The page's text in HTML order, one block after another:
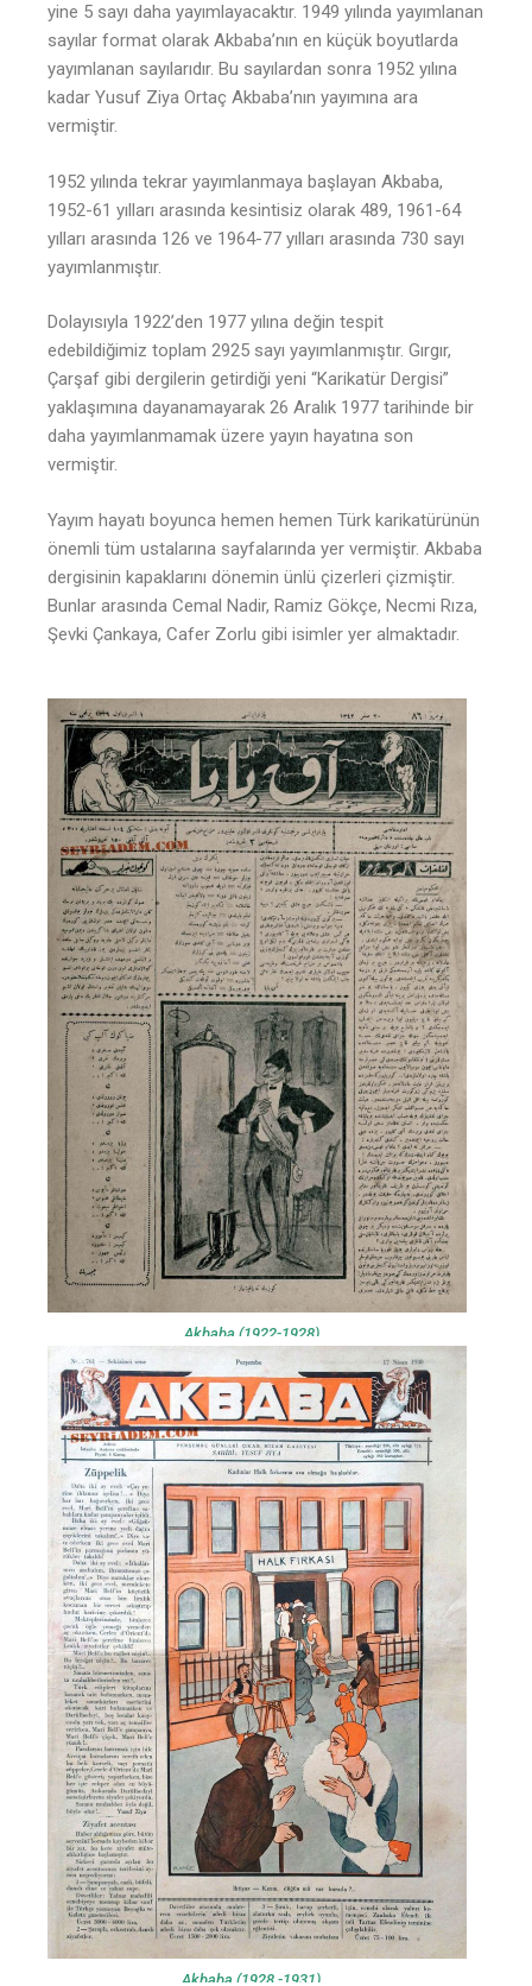
yine 5 sayı daha yayımlayacaktır. 1949 yılında yayımlanan
sayılar format olarak Akbaba’nın en küçük boyutlarda
yayımlanan sayılarıdır. Bu sayılardan sonra 1952 yılına
kadar Yusuf Ziya Ortaç Akbaba’nın yayımına ara
vermiştir.
1952 yılında tekrar yayımlanmaya başlayan Akbaba,
1952-61 yılları arasında kesintisiz olarak 489, 1961-64
yılları arasında 126 ve 1964-77 yılları arasında 730 sayı
yayımlanmıştır.
Dolayısıyla 1922’den 1977 yılına değin tespit
edebildiğimiz toplam 2925 sayı yayımlanmıştır. Gırgır,
Çarşaf gibi dergilerin getirdiği yeni “Karikatür Dergisi”
yaklaşımına dayanamayarak 26 Aralık 1977 tarihinde bir
daha yayımlanmamak üzere yayın hayatına son
vermiştir.
Yayım hayatı boyunca hemen hemen Türk karikatürünün
önemli tüm ustalarına sayfalarında yer vermiştir. Akbaba
dergisinin kapaklarını dönemin ünlü çizerleri çizmiştir.
Bunlar arasında Cemal Nadir, Ramiz Gökçe, Necmi Rıza,
Şevki Çankaya, Cafer Zorlu gibi isimler yer almaktadır.
Akbaba (1922-1928)
Akbaba (1928 -1931)